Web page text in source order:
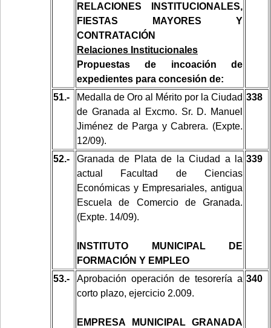
RELACIONES INSTITUCIONALES,
FIESTAS MAYORES Y
CONTRATACIÓN
Relaciones Institucionales
Propuestas de incoación de
expedientes para concesión de:
51.-
Medalla de Oro al Mérito por la Ciudad
de Granada al Excmo. Sr. D. Manuel
Jiménez de Parga y Cabrera. (Expte.
12/09).
338
52.-
Granada de Plata de la Ciudad a la
actual Facultad de Ciencias
Económicas y Empresariales, antigua
Escuela de Comercio de Granada.
(Expte. 14/09).
INSTITUTO MUNICIPAL DE
FORMACIÓN Y EMPLEO
339
53.-
Aprobación operación de tesorería a
corto plazo, ejercicio 2.009.
EMPRESA MUNICIPAL GRANADA
340